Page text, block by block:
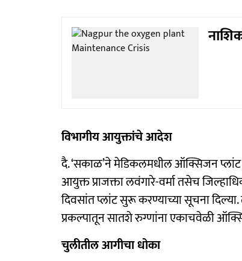
विभागीय आयुक्तांचे आदेश
दै. ‘सकाळ’ने मेडिकलमधील ऑक्सिजन प्लांट
आयुक्त प्राजक्ता लवंगारे-वर्मा तसेच
दिवसांत प्लांट सुरू करण्याच्या सूचना
प्रकल्पातून सातशे रुग्णांना एकाचवेळी
चुलीतील आगीचा धोका